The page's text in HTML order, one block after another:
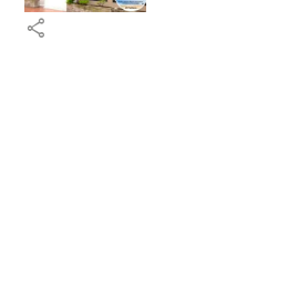
share